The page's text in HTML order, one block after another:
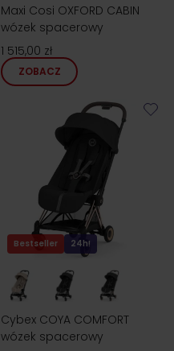
Maxi Cosi OXFORD CABIN
wózek spacerowy
1 515,00 zł
ZOBACZ
Bestseller 24h!
Cybex COYA COMFORT
wózek spacerowy